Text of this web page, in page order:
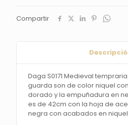
la
detalles
dorado
Compartir
Daga S0171 Medieval
guarda son de color niquel
dorado y la empuñadura en
es de 42cm con la hoja de
negra con acabados en